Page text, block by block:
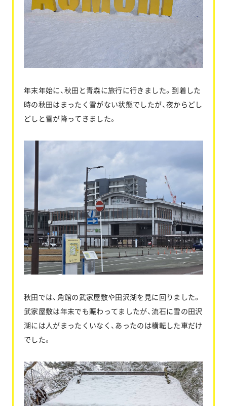
年末年始に、秋田と青森に旅行に行きました。到着した
時の秋田はまったく雪がない状態でしたが、夜からどし
どしと雪が降ってきました。
秋田では、角館の武家屋敷や田沢湖を見に回りました。
武家屋敷は年末でも賑わってましたが、流石に雪の田沢
湖には人がまったくいなく、あったのは横転した車だけ
でした。
新着情報
ブログ
採用情報